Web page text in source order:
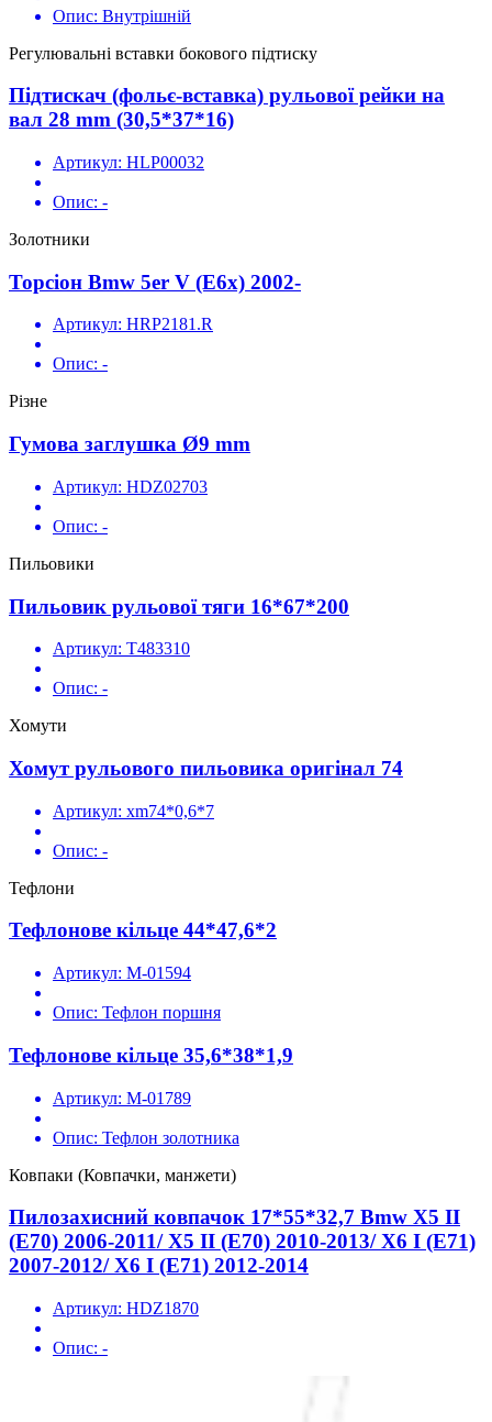
Опис: Внутрішній
Регулювальні вставки бокового підтиску
Підтискач (фольє-вставка) рульової рейки на
вал 28 mm (30,5*37*16)
Артикул: HLP00032
Опис: -
Золотники
Торсіон Bmw 5er V (E6x) 2002-
Артикул: HRP2181.R
Опис: -
Різне
Гумова заглушка Ø9 mm
Артикул: HDZ02703
Опис: -
Пильовики
Пильовик рульової тяги 16*67*200
Артикул: T483310
Опис: -
Хомути
Хомут рульового пильовика оригінал 74
Артикул: xm74*0,6*7
Опис: -
Тефлони
Тефлонове кільце 44*47,6*2
Артикул: M-01594
Опис: Тефлон поршня
Тефлонове кільце 35,6*38*1,9
Артикул: M-01789
Опис: Тефлон золотника
Ковпаки (Ковпачки, манжети)
Пилозахисний ковпачок 17*55*32,7 Bmw X5 II
(E70) 2006-2011/ X5 II (E70) 2010-2013/ X6 I (E71)
2007-2012/ X6 I (E71) 2012-2014
Артикул: HDZ1870
Опис: -